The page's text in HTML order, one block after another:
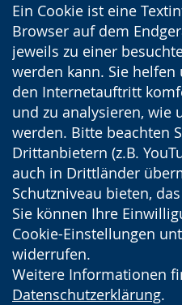
Ein Cookie ist eine
Browser auf dem
jeweils zu einer
werden kann. Sie
den Internetauftritt
und zu analysieren, wie
werden. Bitte beachten
Drittanbietern (z.B.
auch in Drittländer
Schutzniveau bieten,
Sie können Ihre
Cookie-Einstellungen
widerrufen.
Weitere Informationen
Datenschutzerklärung.